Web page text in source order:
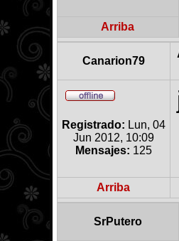
Arriba
Canarion79
Registrado: Lun, 04
Jun 2012, 10:09
Mensajes: 125
Arriba
SrPutero